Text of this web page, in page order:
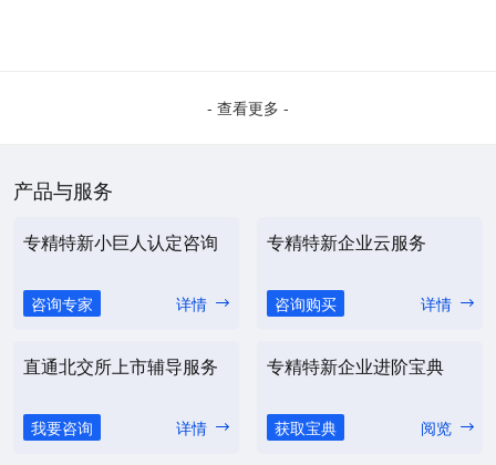
- 查看更多 -
产品与服务
专精特新小巨人认定咨询
咨询专家 详情
专精特新企业云服务
咨询购买 详情
直通北交所上市辅导服务
我要咨询 详情
专精特新企业进阶宝典
获取宝典 阅览